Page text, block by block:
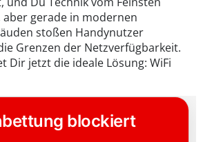
gerade in modernen
stoßen Handynutzer
Grenzen der Netzverfügbarkeit.
Dir jetzt die ideale Lösung: WiFi